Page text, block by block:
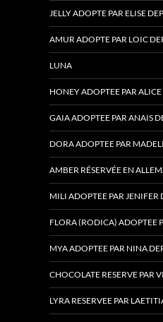
JELLY ADOPTE PAR ELISE
AMUR ADOPTE PAR LOIC
LUNA
HONEY ADOPTEE PAR
GAIA ADOPTEE PAR ANAIS
DORA ADOPTEE PAR
AMBER RÉSERVÉE EN
MILI ADOPTEE PAR JENIFER
FLORA (RODICA) ADOPTEE
MYA ADOPTEE PAR NINA
CHOCOLATE RESERVE PAR
LYRA RESERVEE PAR